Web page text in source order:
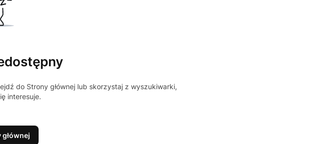
do Strony głównej lub skorzystaj z wyszukiwarki,
interesuje.